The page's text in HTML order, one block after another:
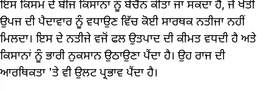
ਇਸ ਕਿਸਮ ਦੇ ਬੀਜ ਕਿਸਾਨਾਂ ਨੂੰ ਬੇਚੈਨ ਕੀਤਾ ਜਾ ਸਕਦਾ ਹੈ, ਜੋ ਖੇਤੀ
ਉਪਜ ਦੀ ਪੈਦਾਵਾਰ ਨੂੰ ਵਧਾਉਣ ਵਿੱਚ ਕੋਈ ਸਾਰਥਕ ਨਤੀਜਾ ਨਹੀਂ
ਮਿਲਦਾ। ਇਸ ਦੇ ਨਤੀਜੇ ਵਜੋਂ ਫਲ ਉਤਪਾਦ ਦੀ ਕੀਮਤ ਵਧਦੀ ਹੈ ਅਤੇ
ਕਿਸਾਨਾਂ ਨੂੰ ਭਾਰੀ ਨੁਕਸਾਨ ਉਠਾਉਣਾ ਪੈਂਦਾ ਹੈ। ਉਹ ਰਾਜ ਦੀ
ਆਰਥਿਕਤਾ 'ਤੇ ਵੀ ਉਲਟ ਪ੍ਰਭਾਵ ਪੈਂਦਾ ਹੈ।